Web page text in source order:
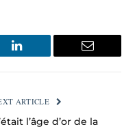
LinkedIn Email
ARTICLE
l’âge d’or de la